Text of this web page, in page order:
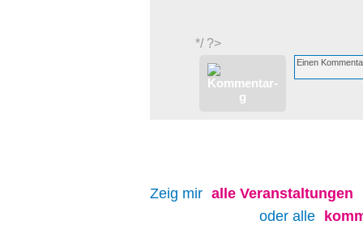
*/ ?>
Zeig mir alle Veranstaltungen
oder alle